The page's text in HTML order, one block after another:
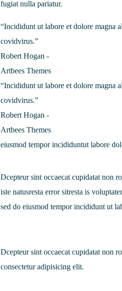
fugiat nulla pariatur.
“Incididunt ut labore et dolore magna
covidvirus.”
Robert Hogan -
Artbees Themes
“Incididunt ut labore et dolore magna
covidvirus.”
Robert Hogan -
Artbees Themes
eiusmod tempor incididuntut labore
Dcepteur sint occaecat cupidatat non
iste natusresta error sitresta is
sed do eiusmod tempor incididunt ut
Dcepteur sint occaecat cupidatat non
consectetur adipisicing elit.